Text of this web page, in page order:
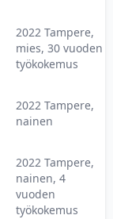
2022 Tampere,
mies, 30 vuoden
työkokemus
2022 Tampere,
nainen
2022 Tampere,
nainen, 4
vuoden
työkokemus